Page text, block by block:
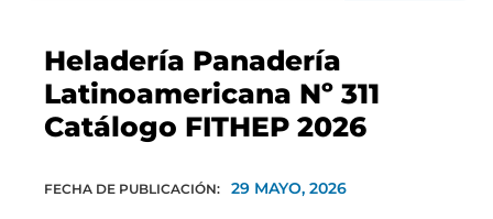
Heladería Panadería
Latinoamericana Nº 311
Catálogo FITHEP 2026
FECHA DE PUBLICACIÓN: 29 MAYO, 2026